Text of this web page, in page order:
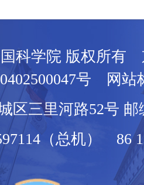
科学院 版权所有
号 网站
区三里河路52号 邮
（总机） 86